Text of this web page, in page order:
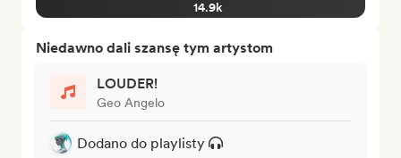
14.9k
Niedawno dali szansę tym artystom
LOUDER!
Geo Angelo
Dodano do playlisty